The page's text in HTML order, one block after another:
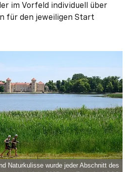
im Vorfeld individuell über
für den jeweiligen Start
Naturkulisse wurde jeder Abschnitt des